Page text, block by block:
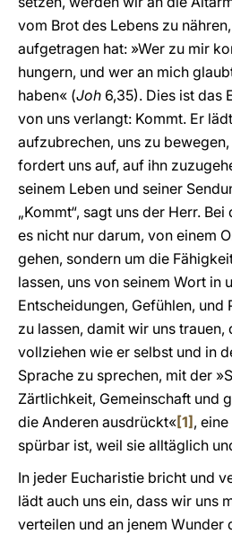
vom Brot des Lebens zu
aufgetragen hat: »Wer zu mir
hungern, und wer an mich
haben« (Joh 6,35). Dies ist das
von uns verlangt: Kommt. Er
aufzubrechen, uns zu
fordert uns auf, auf ihn
seinem Leben und seiner
„Kommt“, sagt uns der Herr.
es nicht nur darum, von einem
gehen, sondern um die
lassen, uns von seinem Wort in
Entscheidungen, Gefühlen,
zu lassen, damit wir uns trauen,
vollziehen wie er selbst und in
Sprache zu sprechen, mit der
Zärtlichkeit, Gemeinschaft und
die Anderen ausdrückt«[1] ,
spürbar ist, weil sie alltäglich
In jeder Eucharistie bricht und
lädt auch uns ein, dass wir uns
verteilen und an jenem Wunder